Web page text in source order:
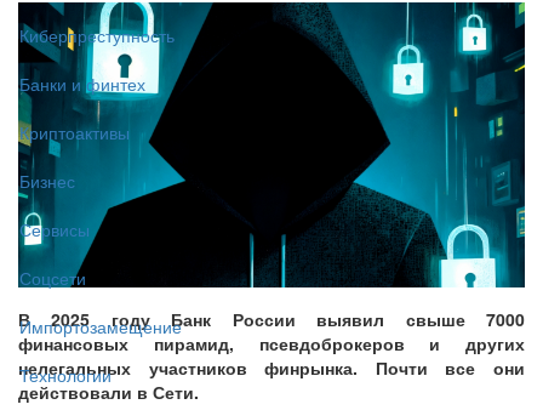
Киберпреступность
Банки и финтех
Криптоактивы
Бизнес
Сервисы
Соцсети
Импортозамещение
Технологии
В 2025 году Банк России выявил свыше 7000
финансовых пирамид, псевдоброкеров и других
нелегальных участников финрынка. Почти все они
действовали в Сети.